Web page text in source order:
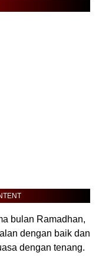
bulan Ramadhan,
dengan baik dan
dengan tenang.